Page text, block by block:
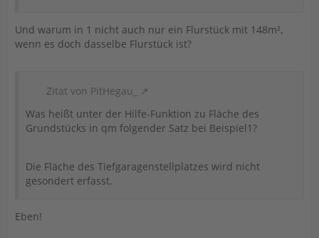
Und warum in 1 nicht auch nur ein Flurstück mit 148m²,
wenn es doch dasselbe Flurstück ist?
Zitat von PitHegau_
Was heißt unter der Hilfe-Funktion zu Fläche des
Grundstücks in qm folgender Satz bei Beispiel1?
Die Fläche des Tiefgaragenstellplatzes wird nicht
gesondert erfasst.
Eben!